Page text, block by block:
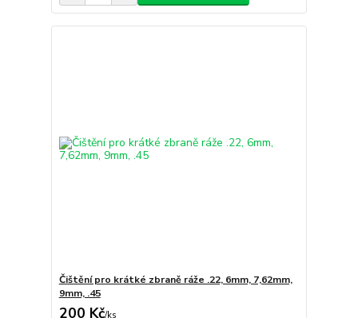
Čištění pro krátké zbraně ráže .22, 6mm, 7,62mm,
9mm, .45
200 Kč/ks